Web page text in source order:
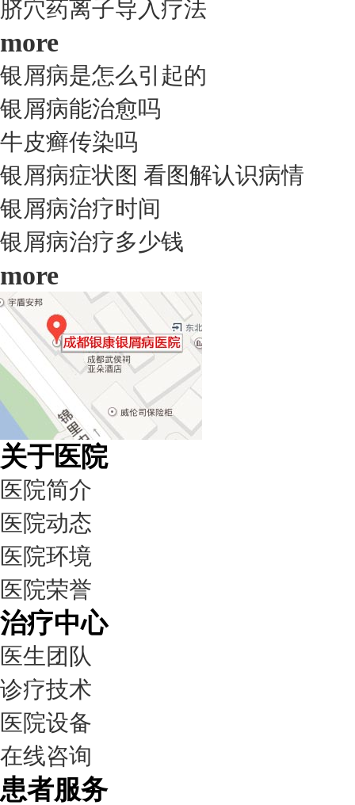
脐穴药离子导入疗法
more
银屑病是怎么引起的
银屑病能治愈吗
牛皮癣传染吗
银屑病症状图 看图解认识病情
银屑病治疗时间
银屑病治疗多少钱
more
关于医院
医院简介
医院动态
医院环境
医院荣誉
治疗中心
医生团队
诊疗技术
医院设备
在线咨询
患者服务